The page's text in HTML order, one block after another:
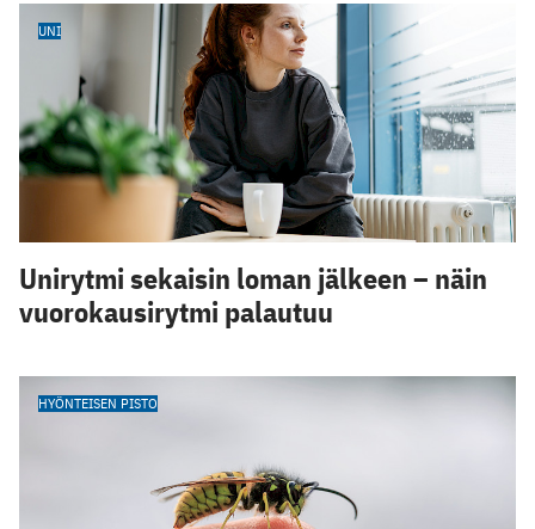
UNI
Unirytmi sekaisin loman jälkeen – näin
vuorokausirytmi palautuu
HYÖNTEISEN PISTO